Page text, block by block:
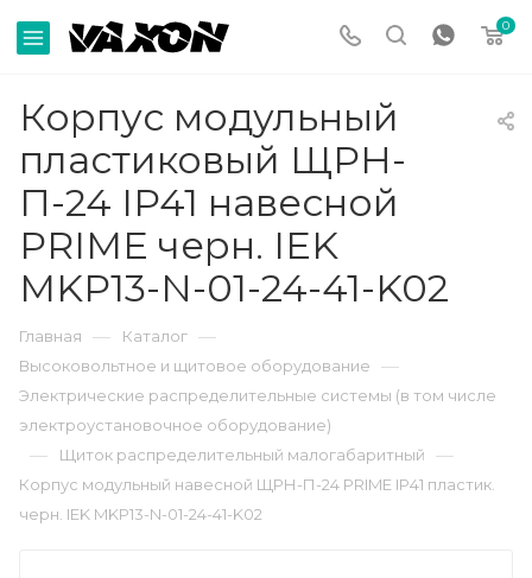
0
Корпус модульный
пластиковый ЩРН-
П-24 IP41 навесной
PRIME черн. IEK
MKP13-N-01-24-41-K02
Главная — Каталог —
Высоковольтное и щитовое оборудование —
Электрические распределительные системы (в том числе
электроустановочное оборудование)
— Щиток распределительный малогабаритный —
Корпус модульный навесной ЩРН-П-24 PRIME IP41 пластик.
черн. IEK MKP13-N-01-24-41-K02